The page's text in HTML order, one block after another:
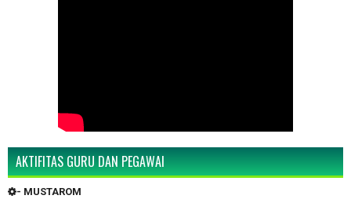
AKTIFITAS GURU DAN PEGAWAI
- MUSTAROM